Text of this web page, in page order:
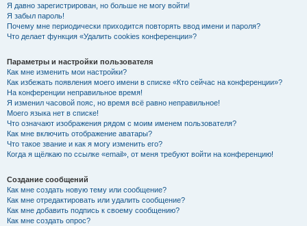
Я давно зарегистрирован, но больше не могу войти!
Я забыл пароль!
Почему мне периодически приходится повторять ввод имени и пароля?
Что делает функция «Удалить cookies конференции»?
Параметры и настройки пользователя
Как мне изменить мои настройки?
Как избежать появления моего имени в списке «Кто сейчас на конференции»?
На конференции неправильное время!
Я изменил часовой пояс, но время всё равно неправильное!
Моего языка нет в списке!
Что означают изображения рядом с моим именем пользователя?
Как мне включить отображение аватары?
Что такое звание и как я могу изменить его?
Когда я щёлкаю по ссылке «email», от меня требуют войти на конференцию!
Создание сообщений
Как мне создать новую тему или сообщение?
Как мне отредактировать или удалить сообщение?
Как мне добавить подпись к своему сообщению?
Как мне создать опрос?